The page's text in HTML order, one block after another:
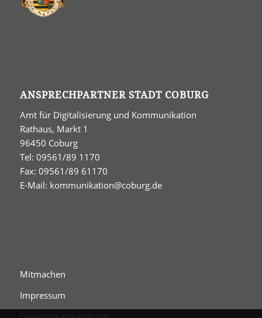
ANSPRECHPARTNER STADT COBURG
Amt für Digitalisierung und Kommunikation
Rathaus, Markt 1
96450 Coburg
Tel: 09561/89 1170
Fax: 09561/89 61170
E-Mail: kommunikation@coburg.de
Mitmachen
Impressum